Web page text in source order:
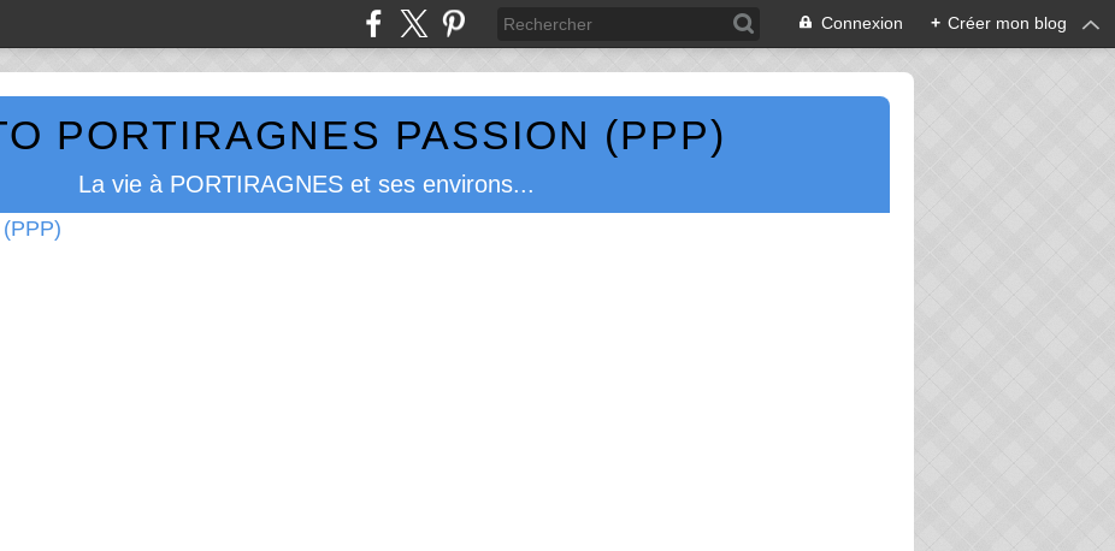
Connexion + Créer mon blog
PORTIRAGNES PASSION (PPP)
La vie à PORTIRAGNES et ses environs...